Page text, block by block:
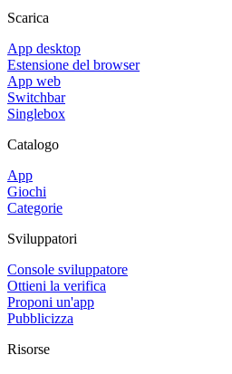
Scarica
App desktop
Estensione del browser
App web
Switchbar
Singlebox
Catalogo
App
Giochi
Categorie
Sviluppatori
Console sviluppatore
Ottieni la verifica
Proponi un'app
Pubblicizza
Risorse